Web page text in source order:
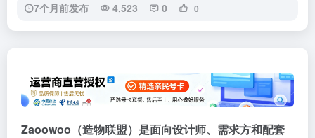
7个月前发布 4,523 0 0
Zaoowoo（造物联盟）是面向设计师、需求方和配套